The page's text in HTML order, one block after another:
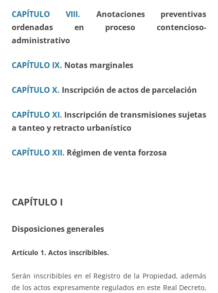
CAPÍTULO VIII.
Anotaciones preventivas
ordenadas en proceso contencioso-
administrativo
CAPÍTULO IX. Notas marginales
CAPÍTULO X. Inscripción de actos de parcelación
CAPÍTULO XI. Inscripción de transmisiones sujetas
a tanteoy retracto urbanístico
CAPÍTULO XII. Régimen de venta forzosa
CAPÍTULO I
Disposiciones generales
Artículo 1. Actos inscribibles.
Serán inscribibles en el Registro de la Propiedad, además
de los actos expresamente regulados en este Real Decreto,